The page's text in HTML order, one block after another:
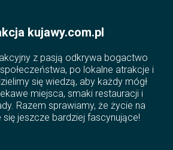
kujawy.com.pl
z pasją odkrywa bogactwo
po lokalne atrakcje i
się wiedzą, aby każdy mógł
miejsca, smaki restauracji i
Razem sprawiamy, że życie na
się jeszcze bardziej fascynujące!